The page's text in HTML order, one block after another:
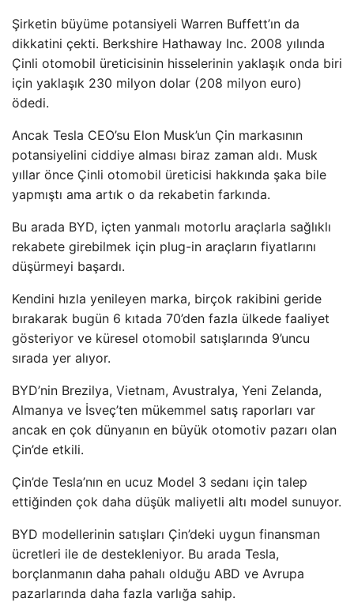
Şirketin büyüme potansiyeli Warren Buffett’ın da
dikkatini çekti. Berkshire Hathaway Inc. 2008 yılında
Çinli otomobil üreticisinin hisselerinin yaklaşık onda biri
için yaklaşık 230 milyon dolar (208 milyon euro)
ödedi.
Ancak Tesla CEO’su Elon Musk’un Çin markasının
potansiyelini ciddiye alması biraz zaman aldı. Musk
yıllar önce Çinli otomobil üreticisi hakkında şaka bile
yapmıştı ama artık o da rekabetin farkında.
Bu arada BYD, içten yanmalı motorlu araçlarla sağlıklı
rekabete girebilmek için plug-in araçların fiyatlarını
düşürmeyi başardı.
Kendini hızla yenileyen marka, birçok rakibini geride
bırakarak bugün 6 kıtada 70’den fazla ülkede faaliyet
gösteriyor ve küresel otomobil satışlarında 9’uncu
sırada yer alıyor.
BYD’nin Brezilya, Vietnam, Avustralya, Yeni Zelanda,
Almanya ve İsveç’ten mükemmel satış raporları var
ancak en çok dünyanın en büyük otomotiv pazarı olan
Çin’de etkili.
Çin’de Tesla’nın en ucuz Model 3 sedanı için talep
ettiğinden çok daha düşük maliyetli altı model sunuyor.
BYD modellerinin satışları Çin’deki uygun finansman
ücretleri ile de destekleniyor. Bu arada Tesla,
borçlanmanın daha pahalı olduğu ABD ve Avrupa
pazarlarında daha fazla varlığa sahip.